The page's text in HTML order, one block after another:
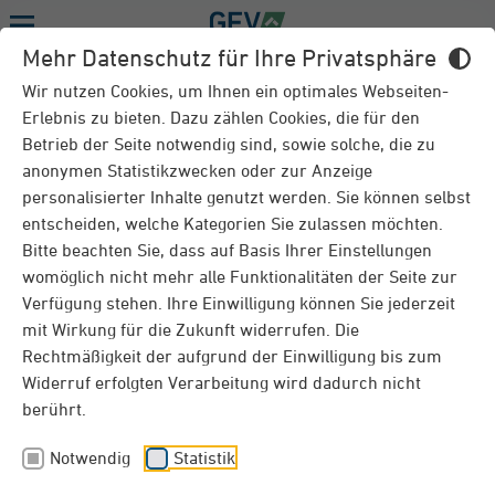
Mehr Datenschutz für Ihre Privatsphäre
Wir nutzen Cookies, um Ihnen ein optimales Webseiten-
Erlebnis zu bieten. Dazu zählen Cookies, die für den
Betrieb der Seite notwendig sind, sowie solche, die zu
anonymen Statistikzwecken oder zur Anzeige
personalisierter Inhalte genutzt werden. Sie können selbst
entscheiden, welche Kategorien Sie zulassen möchten.
Bitte beachten Sie, dass auf Basis Ihrer Einstellungen
womöglich nicht mehr alle Funktionalitäten der Seite zur
Verfügung stehen. Ihre Einwilligung können Sie jederzeit
mit Wirkung für die Zukunft widerrufen. Die
Rechtmäßigkeit der aufgrund der Einwilligung bis zum
Widerruf erfolgten Verarbeitung wird dadurch nicht
berührt.
Notwendig Statistik
RATGEBER
Schäden am Haus in Eigenleistung
beheben - Was zahlt die
Wohngebäudeversicherung?
Bei Gebäudeschäden ist schnelles Handeln wichtig.
Hausbesitzer fragen sich oft, ob ihre
Wohngebäudeversicherung Eigenleistung bei
Reparaturen deckt. Erfahren Sie hier, wie Sie am
besten vorgehen.